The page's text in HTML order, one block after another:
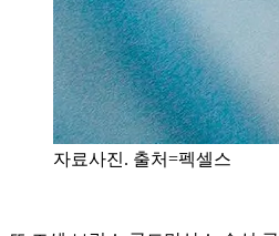
자료사진. 출처=펙셀스